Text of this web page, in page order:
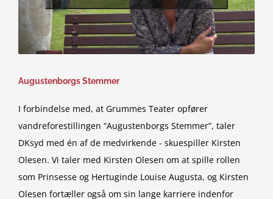
Augustenborgs Stemmer
I forbindelse med, at Grummes Teater opfører
vandreforestillingen “Augustenborgs Stemmer”, taler
DKsyd med én af de medvirkende - skuespiller Kirsten
Olesen. Vi taler med Kirsten Olesen om at spille rollen
som Prinsesse og Hertuginde Louise Augusta, og Kirsten
Olesen fortæller også om sin lange karriere indenfor